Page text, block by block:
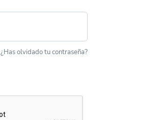
¿Has olvidado tu contraseña?